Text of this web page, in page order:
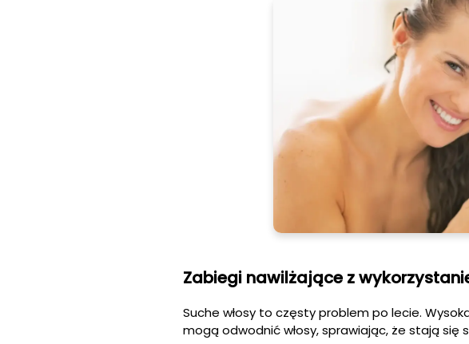
Zabiegi nawilżające z
Suche włosy to częsty problem po lecie.
mogą odwodnić włosy, sprawiając, że stają się